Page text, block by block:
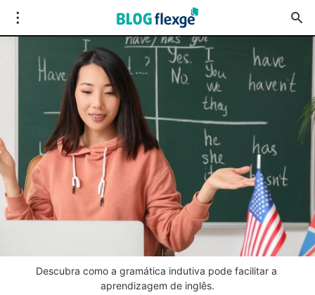
Descubra como a gramática indutiva pode facilitar a
aprendizagem de inglês.